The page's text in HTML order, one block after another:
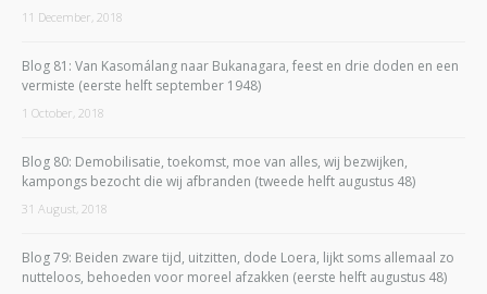
11 December, 2018
Blog 81: Van Kasomálang naar Bukanagara, feest en drie doden en een
vermiste (eerste helft september 1948)
1 October, 2018
Blog 80: Demobilisatie, toekomst, moe van alles, wij bezwijken,
kampongs bezocht die wij afbranden (tweede helft augustus 48)
31 August, 2018
Blog 79: Beiden zware tijd, uitzitten, dode Loera, lijkt soms allemaal zo
nutteloos, behoeden voor moreel afzakken (eerste helft augustus 48)